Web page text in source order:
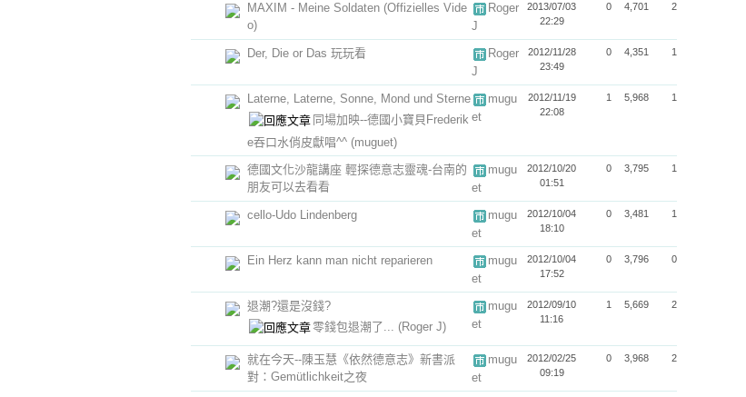
MAXIM - Meine Soldaten (Offizielles Vide
o)
Roger
J
2013/07/03
22:29
0 4,701 2
Der, Die or Das 玩玩看
Roger
J
2012/11/28
23:49
0 4,351 1
Laterne, Laterne, Sonne, Mond und Sterne
同場加映--德國小寶貝Frederik
e吞口水俏皮獻唱^^ (muguet)
mugu
et
2012/11/19
22:08
1 5,968 1
德國文化沙龍講座 輕探德意志靈魂-台南的
朋友可以去看看
mugu
et
2012/10/20
01:51
0 3,795 1
cello-Udo Lindenberg
mugu
et
2012/10/04
18:10
0 3,481 1
Ein Herz kann man nicht reparieren
mugu
et
2012/10/04
17:52
0 3,796 0
退潮?還是沒錢?
零錢包退潮了... (Roger J)
mugu
et
2012/09/10
11:16
1 5,669 2
就在今天--陳玉慧《依然德意志》新書派
對：Gemütlichkeit之夜
mugu
et
2012/02/25
09:19
0 3,968 2